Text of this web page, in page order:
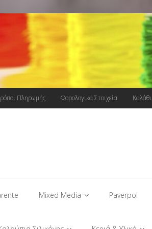
Πληρωμής Φορολογικά Στοιχεία Καλάθι
Mixed Media Paverpol